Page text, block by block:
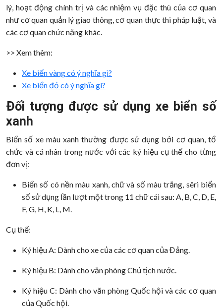
lý, hoạt động chính trị và các nhiệm vụ đặc thù của cơ quan
như cơ quan quản lý giao thông, cơ quan thực thi pháp luật, và
các cơ quan chức năng khác.
>> Xem thêm:
Xe biển vàng có ý nghĩa gì?
Xe biển đỏ có ý nghĩa gì?
Đối tượng được sử dụng xe biển số
xanh
Biển số xe màu xanh thường được sử dụng bởi cơ quan, tổ
chức và cá nhân trong nước với các ký hiệu cụ thể cho từng
đơn vị:
Biển số có nền màu xanh, chữ và số màu trắng, sêri biển
số sử dụng lần lượt một trong 11 chữ cái sau: A, B, C, D, E,
F, G, H, K, L, M.
Cụ thể:
Ký hiệu A: Dành cho xe của các cơ quan của Đảng.
Ký hiệu B: Dành cho văn phòng Chủ tịch nước.
Ký hiệu C: Dành cho văn phòng Quốc hội và các cơ quan
của Quốc hội.